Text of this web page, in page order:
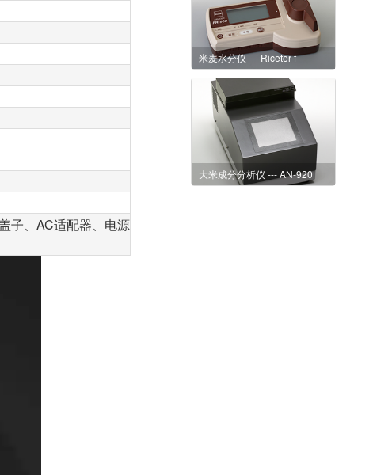
子、AC适配器、电源
米麦水分仪 --- Riceter-f
大米成分分析仪 --- AN-920